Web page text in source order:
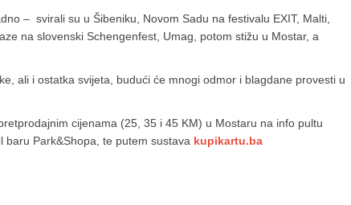
– svirali su u Šibeniku, Novom Sadu na festivalu EXIT, Malti,
na slovenski Schengenfest, Umag, potom stižu u Mostar, a
ali i ostatka svijeta, budući će mnogi odmor i blagdane provesti u
cijenama (25, 35 i 45 KM) u Mostaru na info pultu
Park&Shopa, te putem sustava kupikartu.ba